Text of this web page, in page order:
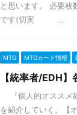
と思います。 必要枚
です(切実 ...
MTG MTGカード情報
【統率者/EDH
『個人的オススメ
を紹介していく。【